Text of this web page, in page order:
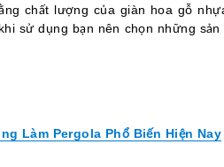
chất lượng của giàn hoa gỗ
sử dụng bạn nên chọn những
Làm Pergola Phổ Biến Hiện Nay